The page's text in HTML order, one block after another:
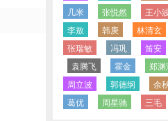
几米
张悦然 王小
李敖
韩庚 林清玄
张瑞敏
冯巩 笛安
袁腾飞
霍金 郑渊
周立波
郭德纲 余
葛优
周星驰 三毛